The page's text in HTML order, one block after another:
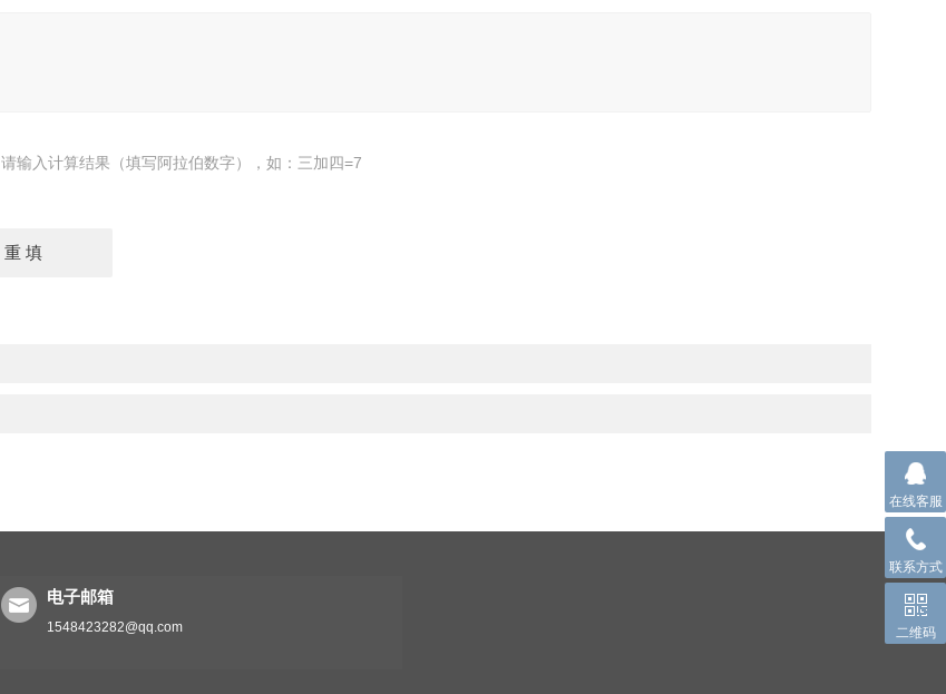
请输入计算结果（填写阿拉伯数字），如：三加四=7
电子邮箱
1548423282@qq.com
在线客服
联系方式
二维码